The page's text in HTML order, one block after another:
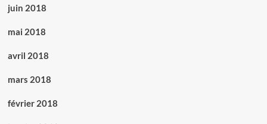
juin 2018
mai 2018
avril 2018
mars 2018
février 2018